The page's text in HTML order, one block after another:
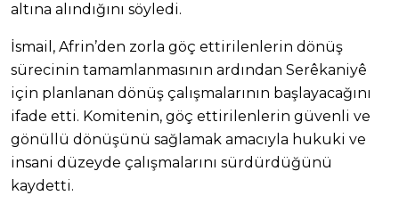
altına alındığını söyledi.
İsmail, Afrin’den zorla göç ettirilenlerin dönüş
sürecinin tamamlanmasının ardından Serêkaniyê
için planlanan dönüş çalışmalarının başlayacağını
ifade etti. Komitenin, göç ettirilenlerin güvenli ve
gönüllü dönüşünü sağlamak amacıyla hukuki ve
insani düzeyde çalışmalarını sürdürdüğünü
kaydetti.